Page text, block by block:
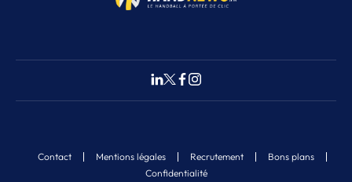
Contact Mentions légales Recrutement
Bons plans
Confidentialité